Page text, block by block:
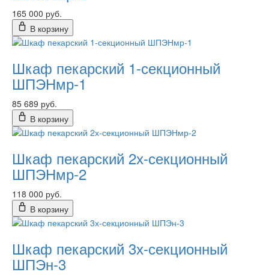
165 000 руб.
В корзину
Шкаф пекарский 1-секционный
ШПЭНмр-1
85 689 руб.
В корзину
Шкаф пекарский 2х-секционный
ШПЭНмр-2
118 000 руб.
В корзину
Шкаф пекарский 3х-секционный
ШПЭн-3